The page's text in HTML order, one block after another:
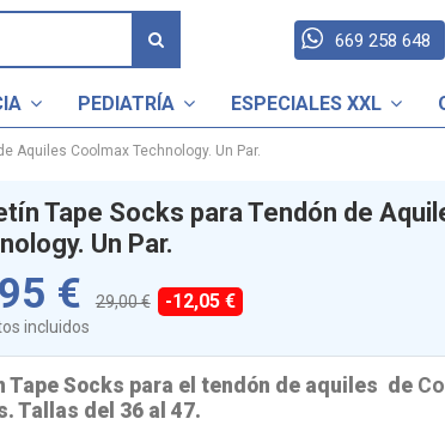
669 258 648
PEDIATRÍA ESPECIALES XXL
Aquiles Coolmax Technology. Un Par.
Tape Socks para Tendón de
Un Par.
€ 29,00 € -12,05 €
incluidos
Tape Socks para el tendón de aquiles de
Tallas del 36 al 47.